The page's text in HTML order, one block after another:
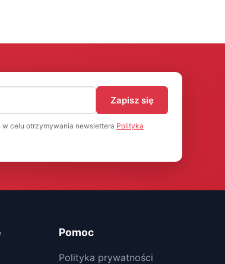
Zapisz się
celu otrzymywania newslettera Polityka
Pomoc
Polityka prywatności